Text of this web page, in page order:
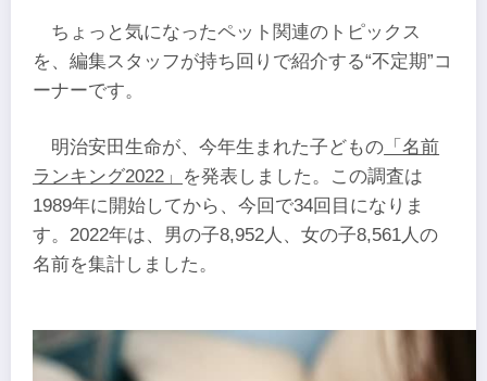
ちょっと気になったペット関連のトピックス
を、編集スタッフが持ち回りで紹介する“不定期”コ
ーナーです。
明治安田生命が、今年生まれた子どもの 「名前
ランキング2022」
を発表しました。この調査は
1989年に開始してから、今回で34回目になりま
す。2022年は、男の子8,952人、女の子8,561人の
名前を集計しました。